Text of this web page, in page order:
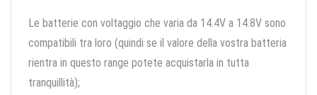
Le batterie con voltaggio che varia da 14.4V a 14.8V sono
compatibili tra loro (quindi se il valore della vostra batteria
rientra in questo range potete acquistarla in tutta
tranquillità);